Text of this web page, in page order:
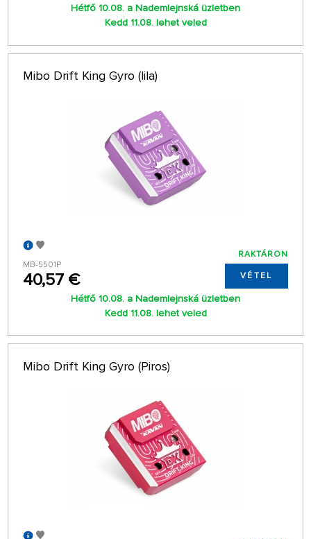
Hétfő 10.08. a Nademlejnská üzletben
Kedd 11.08. lehet veled
Mibo Drift King Gyro (lila)
MB-5501P
40,57 €
RAKTÁRON
VÉTEL
Hétfő 10.08. a Nademlejnská üzletben
Kedd 11.08. lehet veled
Mibo Drift King Gyro (Piros)